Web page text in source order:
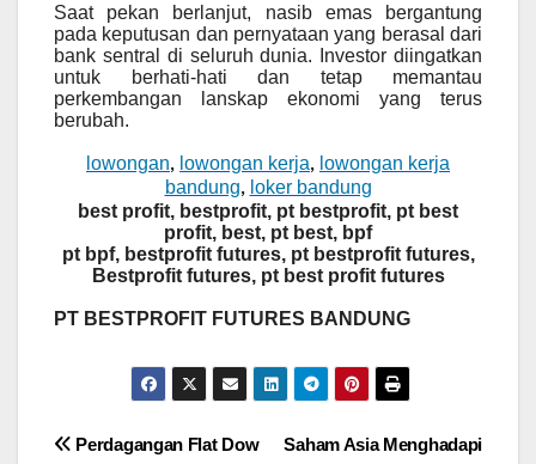
Saat pekan berlanjut, nasib emas bergantung
pada keputusan dan pernyataan yang berasal dari
bank sentral di seluruh dunia. Investor diingatkan
untuk berhati-hati dan tetap memantau
perkembangan lanskap ekonomi yang terus
berubah.
lowongan, lowongan kerja, lowongan kerja
bandung, loker bandung
best profit, bestprofit, pt bestprofit, pt best
profit, best, pt best, bpf
pt bpf, bestprofit futures, pt bestprofit futures,
Bestprofit futures, pt best profit futures
PT BESTPROFIT FUTURES BANDUNG
Post Saham Asia Menghadapi
Perdagangan Flat Dow